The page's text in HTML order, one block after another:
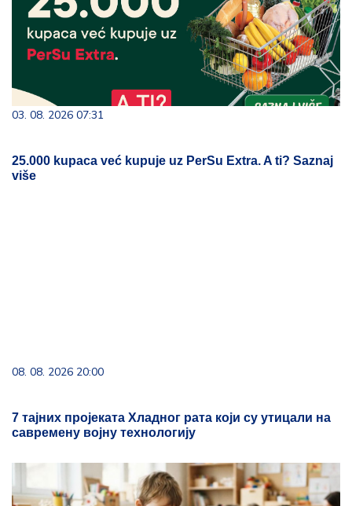
03. 08. 2026 07:31
25.000 kupaca već kupuje uz PerSu Extra. A ti? Saznaj
više
08. 08. 2026 20:00
7 тајних пројеката Хладног рата који су утицали на
савремену војну технологију